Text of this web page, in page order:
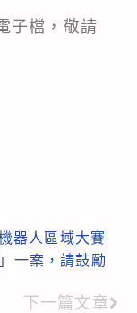
子檔，敬請
器人區域大賽
一案，請鼓勵
下一篇文章